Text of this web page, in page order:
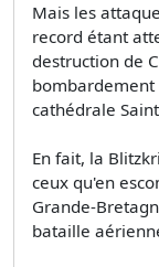
Mais les
record étant
destruction de
bombardement
cathédrale
En fait, la
ceux qu'en
Grande-
bataille